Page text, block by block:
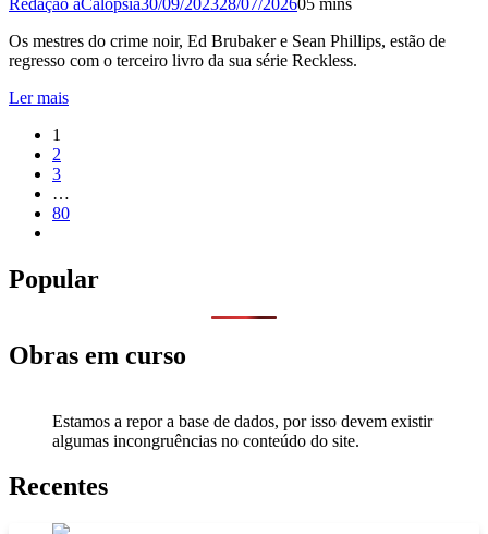
Os mestres do crime noir, Ed Brubaker e Sean Phillips, estão de
regresso com o terceiro livro da sua série Reckless.
Ler mais
1
2
3
…
80
Popular
Obras em curso
Estamos a repor a base de dados, por isso devem existir
algumas incongruências no conteúdo do site.
Recentes